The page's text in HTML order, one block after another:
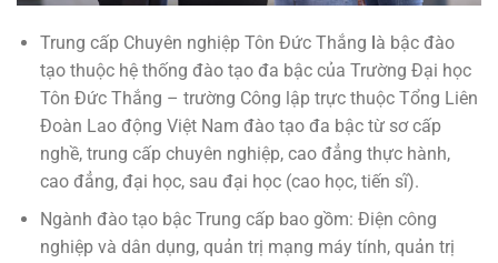
Trung cấp Chuyên nghiệp Tôn Đức Thắng là bậc đào
tạo thuộc hệ thống đào tạo đa bậc của Trường Đại học
Tôn Đức Thắng – trường Công lập trực thuộc Tổng Liên
Đoàn Lao động Việt Nam đào tạo đa bậc từ sơ cấp
nghề, trung cấp chuyên nghiệp, cao đẳng thực hành,
cao đẳng, đại học, sau đại học (cao học, tiến sĩ).
Ngành đào tạo bậc Trung cấp bao gồm: Điện công
nghiệp và dân dụng, quản trị mạng máy tính, quản trị